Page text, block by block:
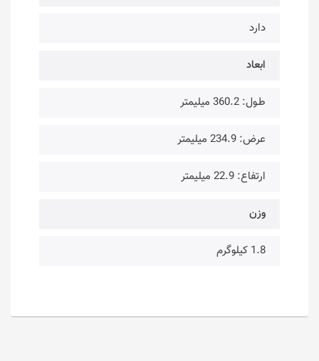
دارد
ابعاد
طـول: 360.2 میلیمتر
عرض: 234.9 میلیمتر
ارتفاع: 22.9 میلیمتر
وزن
1.8 کیلوگرم